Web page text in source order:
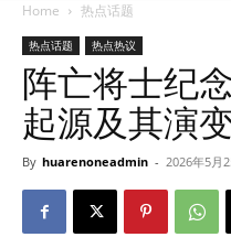
Home 热点话题
热点话题 热点热议
阵亡将士纪
起源及其演
By huarenoneadmin - 2026年5月